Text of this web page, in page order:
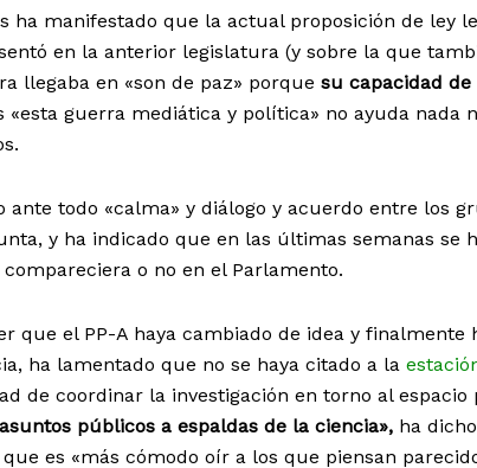
ha manifestado que la actual proposición de ley
en la anterior legislatura (y sobre la que
llegaba en «son de paz» porque su capacidad de
«esta guerra mediática y política» no ayuda nada
ante todo «calma» y diálogo y acuerdo entre los
y ha indicado que en las últimas semanas se
o no en el Parlamento.
que el PP-A haya cambiado de idea y finalmente
ha lamentado que no se haya citado a la
de coordinar la investigación en torno al espacio
públicos a espaldas de la ciencia», ha
es «más cómodo oír a los que piensan